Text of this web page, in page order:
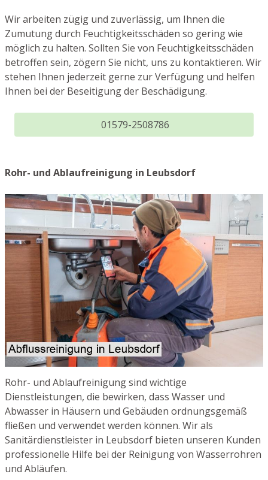
Wir arbeiten zügig und zuverlässig, um Ihnen die
Zumutung durch Feuchtigkeitsschäden so gering wie
möglich zu halten. Sollten Sie von Feuchtigkeitsschäden
betroffen sein, zögern Sie nicht, uns zu kontaktieren. Wir
stehen Ihnen jederzeit gerne zur Verfügung und helfen
Ihnen bei der Beseitigung der Beschädigung.
01579-2508786
Rohr- und Ablaufreinigung in Leubsdorf
Rohr- und Ablaufreinigung sind wichtige
Dienstleistungen, die bewirken, dass Wasser und
Abwasser in Häusern und Gebäuden ordnungsgemäß
fließen und verwendet werden können. Wir als
Sanitärdienstleister in Leubsdorf bieten unseren Kunden
professionelle Hilfe bei der Reinigung von Wasserrohren
und Abläufen.